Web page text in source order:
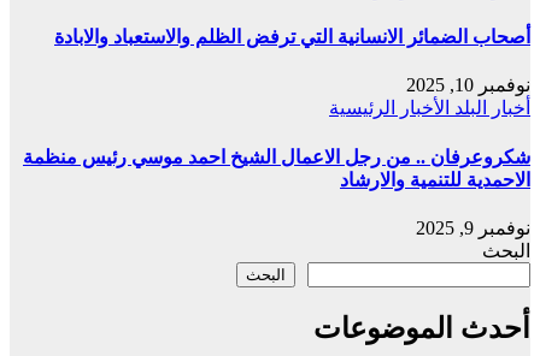
أصحاب الضمائر الانسانية التي ترفض الظلم والاستعباد والابادة
نوفمبر 10, 2025
أخبار البلد الأخبار الرئيسية
شكروعرفان .. من رجل الاعمال الشيخ احمد موسي رئيس منظمة
الاحمدية للتنمية والارشاد
نوفمبر 9, 2025
البحث
البحث
أحدث الموضوعات